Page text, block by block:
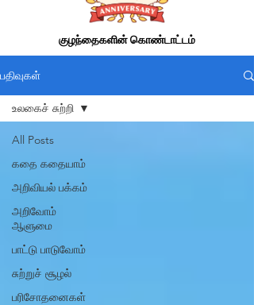
குழந்தைகளின் கொண்டாட்டம்
பதிவுகள்
All Posts
கதை கதையாம்
அறிவியல் பக்கம்
அறிவோம்
ஆளுமை
பாட்டு பாடுவோம்
சுற்றுச் சூழல்
பரிசோதனைகள்
உலகைச் சுற்றி